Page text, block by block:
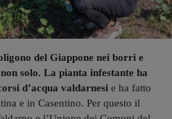
del Giappone nei borri e
solo. La pianta infestante ha
d’acqua valdarnesi e ha fatto
e in Casentino. Per questo il